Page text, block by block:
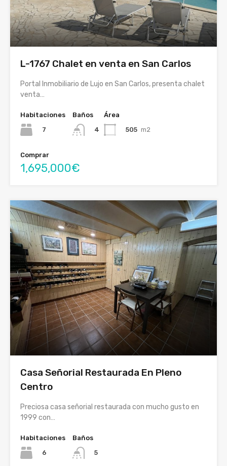
L-1767 Chalet en venta en San Carlos
Portal Inmobiliario de Lujo en San Carlos, presenta chalet
venta…
Habitaciones
7
Baños
4
Área
505 m2
Comprar
1,695,000€
Casa Señorial Restaurada En Pleno
Centro
Preciosa casa señorial restaurada con mucho gusto en
1999 con…
Habitaciones
6
Baños
5